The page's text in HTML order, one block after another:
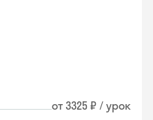
от 3325 ₽ / урок